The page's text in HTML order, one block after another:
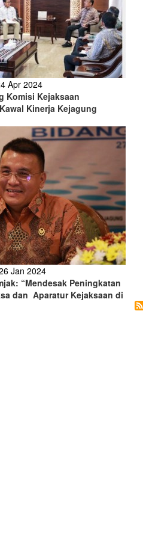
Apr 2024
Komisi Kejaksaan
Kinerja Kejagung
Jan 2024
“Mendesak Peningkatan
dan Aparatur Kejaksaan di